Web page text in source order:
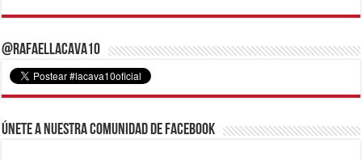
@RafaelLacava10
Únete a nuestra comunidad de Facebook